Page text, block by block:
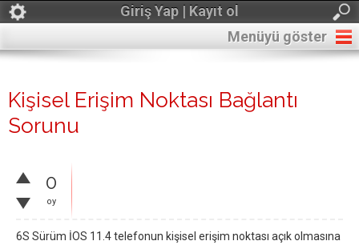
Giriş Yap | Kayıt ol
Menüyü göster
Kişisel Erişim Noktası Bağlantı
Sorunu
0
oy
6S Sürüm İOS 11.4 telefonun kişisel erişim noktası açık olmasına